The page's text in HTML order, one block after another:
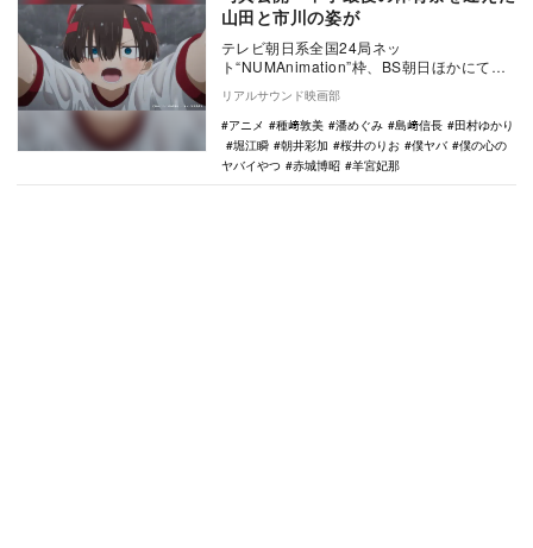
山田と市川の姿が
テレビ朝日系全国24局ネッ
ト“NUMAnimation”枠、BS朝日ほかにて放
送中のTVアニメ『僕の心のヤバイやつ』第
23話（第…
リアルサウンド映画部
アニメ
種﨑敦美 潘めぐみ 島﨑信長
田村ゆかり
堀江瞬
朝井彩加 桜井のりお 僕ヤバ
僕の心の
ヤバイやつ
赤城博昭 羊宮妃那